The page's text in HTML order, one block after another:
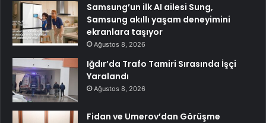
Samsung’un ilk AI ailesi Sung,
Samsung akıllı yaşam deneyimini
ekranlara taşıyor
Ağustos 8, 2026
Iğdır’da Trafo Tamiri Sırasında İşçi
Yaralandı
Ağustos 8, 2026
Fidan ve Umerov’dan Görüşme